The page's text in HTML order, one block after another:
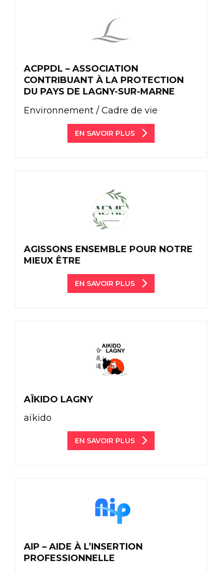
ACPPDL – ASSOCIATION
CONTRIBUANT À LA PROTECTION
DU PAYS DE LAGNY-SUR-MARNE
Environnement / Cadre de vie
EN SAVOIR PLUS
AGISSONS ENSEMBLE POUR NOTRE
MIEUX ÊTRE
EN SAVOIR PLUS
AÏKIDO LAGNY
aïkido
EN SAVOIR PLUS
AIP – AIDE À L’INSERTION
PROFESSIONNELLE